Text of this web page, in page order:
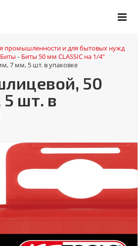
промышленности и для бытовых нужд
Биты - Биты 50 мм CLASSIC на 1/4"
7 мм, 5 шт. в упаковке
50
шт. в